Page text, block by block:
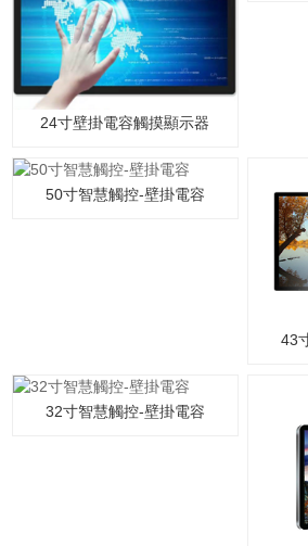
24寸壁掛電容觸摸顯示器
50寸智慧觸控-壁掛電容
43
32寸智慧觸控-壁掛電容